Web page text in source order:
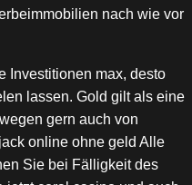
nach wie vor
Investitionen max, desto
lassen. Gold gilt als eine
gern auch von
online ohne geld Alle
Sie bei Fälligkeit des